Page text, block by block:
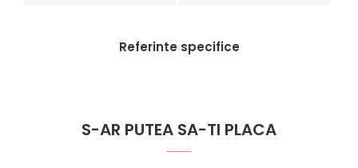
Referinte specifice
S-AR PUTEA SA-TI PLACA